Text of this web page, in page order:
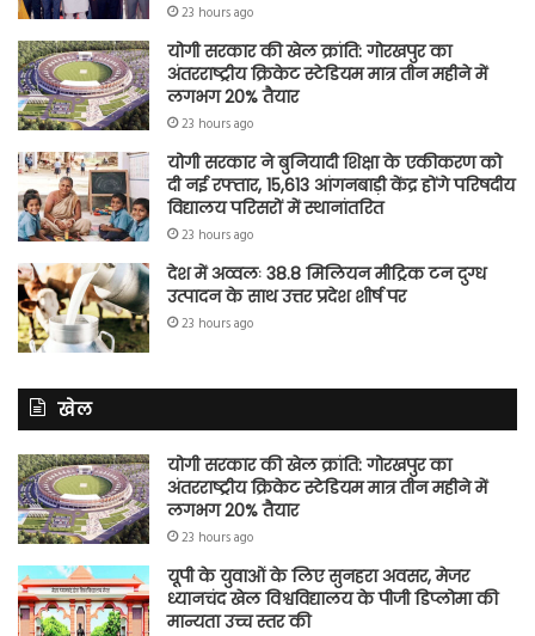
23 hours ago
योगी सरकार की खेल क्रांति: गोरखपुर का
अंतरराष्ट्रीय क्रिकेट स्टेडियम मात्र तीन महीने में
लगभग 20% तैयार
23 hours ago
योगी सरकार ने बुनियादी शिक्षा के एकीकरण को
दी नई रफ्तार, 15,613 आंगनबाड़ी केंद्र होंगे परिषदीय
विद्यालय परिसरों में स्थानांतरित
23 hours ago
देश में अव्वलः 38.8 मिलियन मीट्रिक टन दुग्ध
उत्पादन के साथ उत्तर प्रदेश शीर्ष पर
23 hours ago
खेल
योगी सरकार की खेल क्रांति: गोरखपुर का
अंतरराष्ट्रीय क्रिकेट स्टेडियम मात्र तीन महीने में
लगभग 20% तैयार
23 hours ago
यूपी के युवाओं के लिए सुनहरा अवसर, मेजर
ध्यानचंद खेल विश्वविद्यालय के पीजी डिप्लोमा की
मान्यता उच्च स्तर की